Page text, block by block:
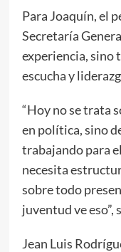
Para Joaquín, el
Secretaría
experiencia, sino
escucha y
“Hoy no se trata
en política, sino
trabajando para
necesita
sobre todo
juventud ve eso”,
Jean Luis